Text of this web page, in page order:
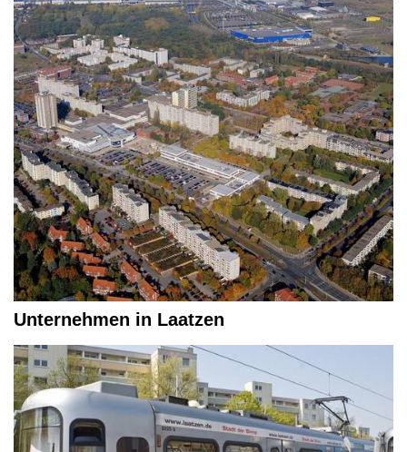
Unternehmen in Laatzen